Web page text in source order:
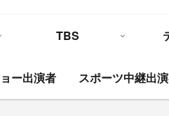
TBS
ー出演者 スポーツ中継出